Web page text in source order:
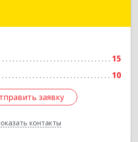
15
10
заявку
контакты
обл, Архангельск г,
заявку
Назад